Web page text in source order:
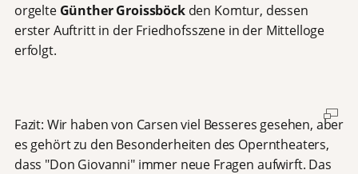
orgelte Günther Groissböck den Komtur, dessen
erster Auftritt in der Friedhofsszene in der Mittelloge
erfolgt.
Fazit: Wir haben von Carsen viel Besseres gesehen, aber
es gehört zu den Besonderheiten des Operntheaters,
dass "Don Giovanni" immer neue Fragen aufwirft. Das